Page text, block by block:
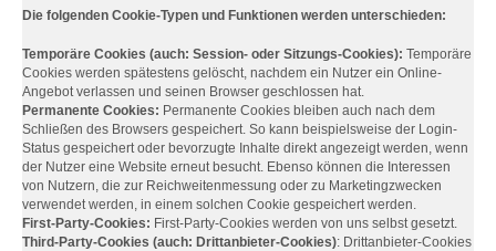
Die folgenden Cookie-Typen und Funktionen werden unterschieden:
Temporäre Cookies (auch: Session- oder Sitzungs-Cookies): Temporäre
Cookies werden spätestens gelöscht, nachdem ein Nutzer ein Online-
Angebot verlassen und seinen Browser geschlossen hat.
Permanente Cookies: Permanente Cookies bleiben auch nach dem
Schließen des Browsers gespeichert. So kann beispielsweise der Login-
Status gespeichert oder bevorzugte Inhalte direkt angezeigt werden, wenn
der Nutzer eine Website erneut besucht. Ebenso können die Interessen
von Nutzern, die zur Reichweitenmessung oder zu Marketingzwecken
verwendet werden, in einem solchen Cookie gespeichert werden.
First-Party-Cookies: First-Party-Cookies werden von uns selbst gesetzt.
Third-Party-Cookies (auch: Drittanbieter-Cookies): Drittanbieter-Cookies